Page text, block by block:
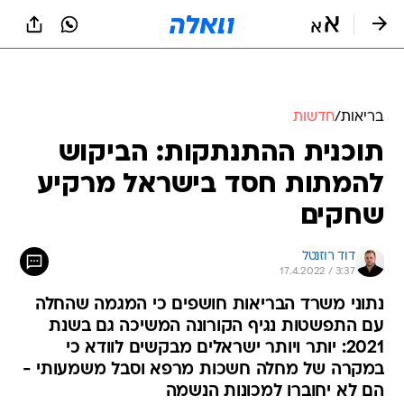
בריאות/חדשות
תוכנית ההתנתקות: הביקוש
להמתות חסד בישראל מרקיע
שחקים
דוד רוזנטל
17.4.2022 / 3:37
נתוני משרד הבריאות חושפים כי המגמה שהחלה
עם התפשטות נגיף הקורונה המשיכה גם בשנת
2021: יותר ויותר ישראלים מבקשים לוודא כי
במקרה של מחלה חשכות מרפא וסבל משמעותי -
הם לא יחוברו למכונות הנשמה